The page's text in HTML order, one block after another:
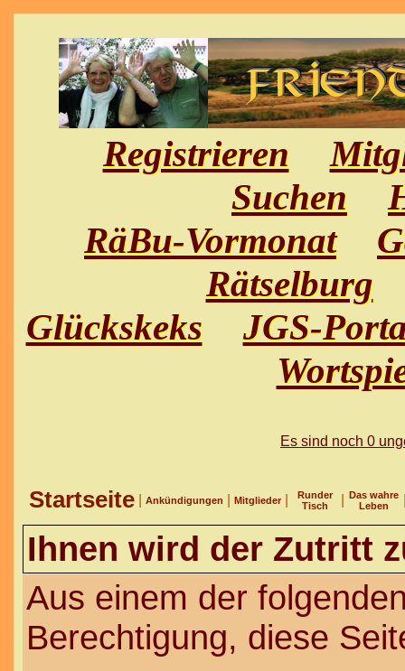
Registrieren
Suchen
RäBu-Vormonat
Rätselburg
Glückskeks
JGS-
Es sind noch 0
Startseite Ankündigungen Mitglieder
Runder
Tisch
Das wahre
Leben
Ihnen wird der Zutritt
Aus einem der
Berechtigung, diese